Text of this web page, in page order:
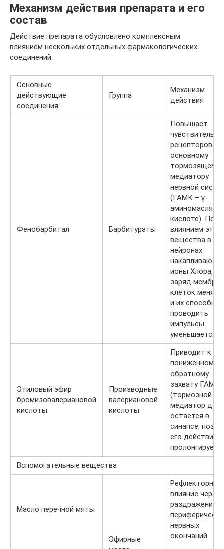
Механизм действия препарата и его
состав
Действие препарата обусловлено комплексным
влиянием нескольких отдельных фармакологических
соединений.
Основные
действующие
соединения
Группа
Механизм
действия
Фенобарбитал Барбитураты
Повышает
рецепторов к
основному
тормозящему
медиатору
нервной
(ГАМК – γ-
кислоте). Под
влиянием
вещества в
нейронах
накапливаются
ионы Хлора,
заряд мембран
клеток
и их
проводить
импульсы
уменьшается.
Этиловый эфир
бромизовалериановой
кислоты
Производные
валериановой
кислоты
Приводит к
пониженному
обратному
захвату ГАМК
(тормозной
медиатор
остаётся в
синапсе,
его действие
Вспомогательные вещества
Масло перечной мяты
Эфирные
Рефлекторное
влияние через
раздражение
нервных
окончаний